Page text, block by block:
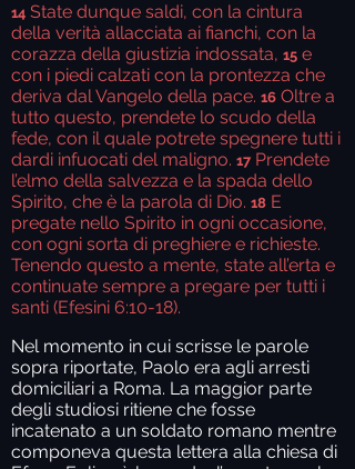
14 State dunque saldi, con la cintura
della verità allacciata ai fianchi, con la
corazza della giustizia indossata, 15 e
con i piedi calzati con la prontezza che
deriva dal Vangelo della pace. 16 Oltre a
tutto questo, prendete lo scudo della
fede, con il quale potrete spegnere tutti i
dardi infuocati del maligno. 17 Prendete
l’elmo della salvezza e la spada dello
Spirito, che è la parola di Dio. 18 E
pregate nello Spirito in ogni occasione,
con ogni sorta di preghiere e richieste.
Tenendo questo a mente, state all’erta e
continuate sempre a pregare per tutti i
santi (Efesini 6:10-18).
Nel momento in cui scrisse le parole
sopra riportate, Paolo era agli arresti
domiciliari a Roma. La maggior parte
degli studiosi ritiene che fosse
incatenato a un soldato romano mentre
componeva questa lettera alla chiesa di